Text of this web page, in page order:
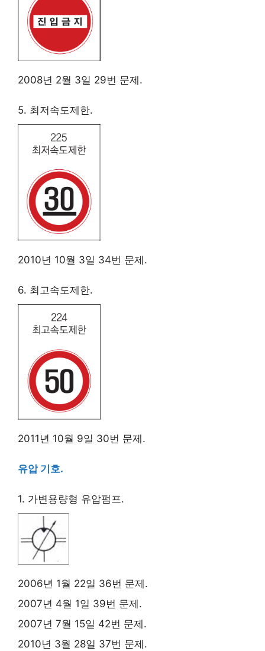
2008년 2월 3일 29번 문제.
5. 최저속도제한.
2010년 10월 3일 34번 문제.
6. 최고속도제한.
2011년 10월 9일 30번 문제.
유압 기호.
1. 가변용량형 유압펌프.
2006년 1월 22일 36번 문제.
2007년 4월 1일 39번 문제.
2007년 7월 15일 42번 문제.
2010년 3월 28일 37번 문제.